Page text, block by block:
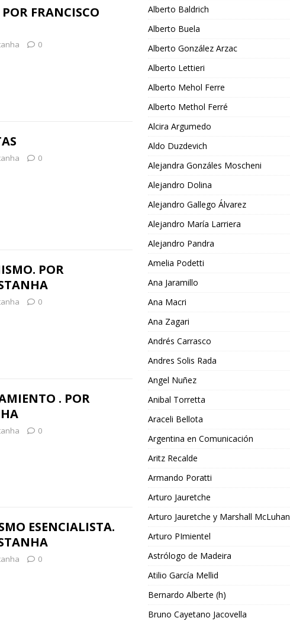
FRANCISCO
0
0
POR
0
. POR
0
ESENCIALISTA.
0
Alberto Baldrich
Alberto Buela
Alberto González Arzac
Alberto Lettieri
Alberto Mehol Ferre
Alberto Methol Ferré
Alcira Argumedo
Aldo Duzdevich
Alejandra Gonzáles Moscheni
Alejandro Dolina
Alejandro Gallego Álvarez
Alejandro María Larriera
Alejandro Pandra
Amelia Podetti
Ana Jaramillo
Ana Macri
Ana Zagari
Andrés Carrasco
Andres Solis Rada
Angel Nuñez
Anibal Torretta
Araceli Bellota
Argentina en Comunicación
Aritz Recalde
Armando Poratti
Arturo Jauretche
Arturo Jauretche y Marshall McLuhan
Arturo PImientel
Astrólogo de Madeira
Atilio García Mellid
Bernardo Alberte (h)
Bruno Cayetano Jacovella